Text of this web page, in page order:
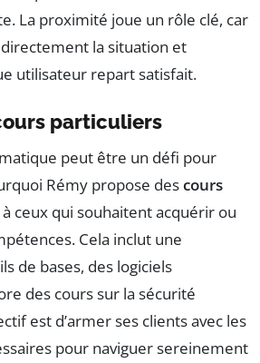
La proximité joue un rôle clé, car
la situation et
utilisateur repart satisfait.
particuliers
peut être un défi pour
Rémy propose descours
ceux qui souhaitent acquérir ou
Cela inclut une
de bases, des logiciels
des cours sur la sécurité
est d’armer ses clients avec les
pour naviguer sereinement